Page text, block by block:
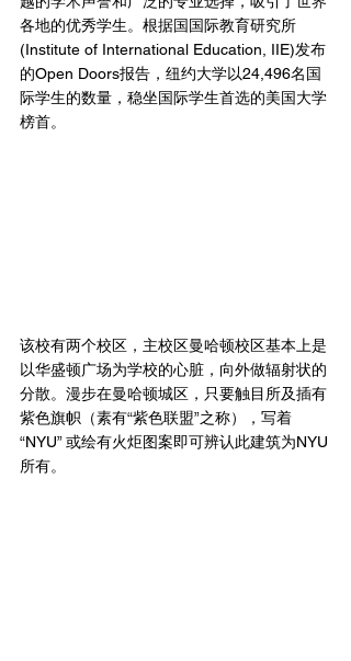
各地的优秀学生。根据国国际教育研究所
(Institute of International Education, IIE)发布
的Open Doors报告，纽约大学以24,496名国
际学生的数量，稳坐国际学生首选的美国大学
榜首。
该校有两个校区，主校区曼哈顿校区基本上是
以华盛顿广场为学校的心脏，向外做辐射状的
分散。漫步在曼哈顿城区，只要触目所及插有
紫色旗帜（素有“紫色联盟”之称），写着
“NYU” 或绘有火炬图案即可辨认此建筑为NYU
所有。